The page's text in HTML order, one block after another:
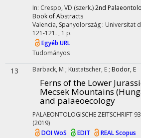
In: Crespo, VD (szerk.)2nd
Book of Abstracts
Valencia, Spanyolország : Universitat
121-121. , 1 p.
Egyéb URL
Tudományos
13 Barback, M ; Kustatscher, E ; Bodor, E
Ferns of the Lower
Mecsek Mountains
and palaeoecology
PALAEONTOLOGISCHE ZEITSCHRIFT 93
(2019)
DOIWoS EDIT REALScopus